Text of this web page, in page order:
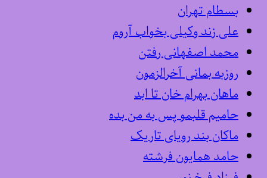
بسطام تهران
علی زند وکیلی بخواب آروم
محمد اصفهانی رفتن
روزبه بمانی آخرالزمون
ماهان بهرام خان تا ابد
حامیم قلبمو پس به من بده
ماکان بند رویای تاریک
حامد همایون فرشته